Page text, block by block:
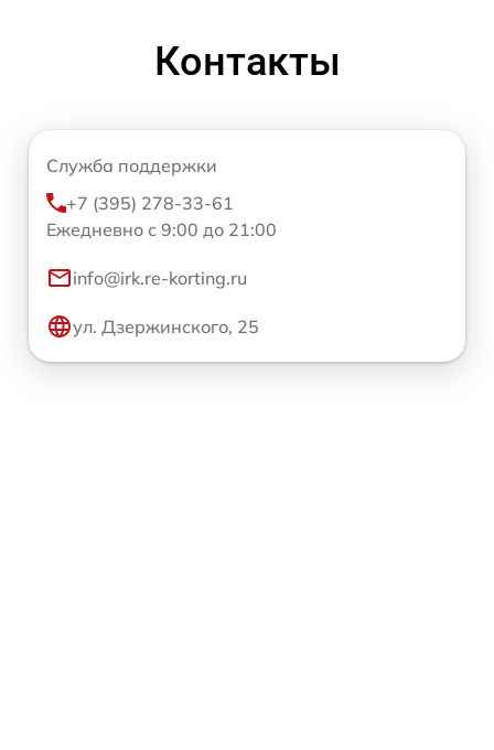
Контакты
Служба поддержки
+7 (395) 278-33-61
Ежедневно с 9:00 до 21:00
info@irk.re-korting.ru
ул. Дзержинского, 25